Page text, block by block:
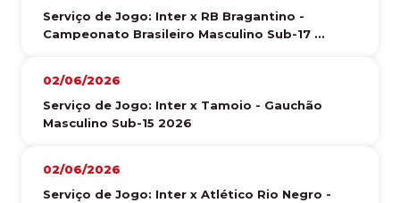
Serviço de Jogo: Inter x RB Bragantino -
Campeonato Brasileiro Masculino Sub-17 ...
02/06/2026
Serviço de Jogo: Inter x Tamoio - Gauchão
Masculino Sub-15 2026
02/06/2026
Serviço de Jogo: Inter x Atlético Rio Negro -